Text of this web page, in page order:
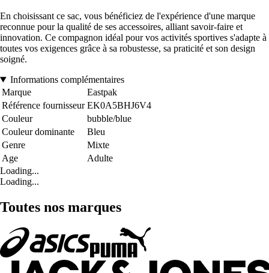
En choisissant ce sac, vous bénéficiez de l'expérience d'une marque
reconnue pour la qualité de ses accessoires, alliant savoir-faire et
innovation. Ce compagnon idéal pour vos activités sportives s'adapte à
toutes vos exigences grâce à sa robustesse, sa praticité et son design
soigné.
Informations complémentaires
Marque
Eastpak
Référence fournisseur EK0A5BHJ6V4
Couleur
bubble/blue
Couleur dominante
Bleu
Genre
Mixte
Age
Adulte
Loading...
Loading...
Toutes nos marques